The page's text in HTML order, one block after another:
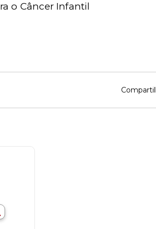
o Câncer Infantil